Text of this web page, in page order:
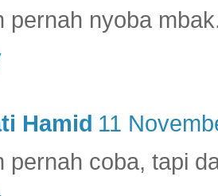
pernah nyoba
Hamid 11
pernah coba, tapi